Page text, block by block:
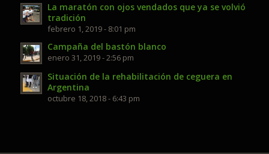
La maratón con ojos vendados que ya se volvió
tradición
febrero 1, 2019 - 8:01 pm
Campaña del bastón blanco
enero 31, 2019 - 2:56 pm
Situación de la rehabilitación de ceguera en
Argentina
octubre 18, 2018 - 6:43 pm